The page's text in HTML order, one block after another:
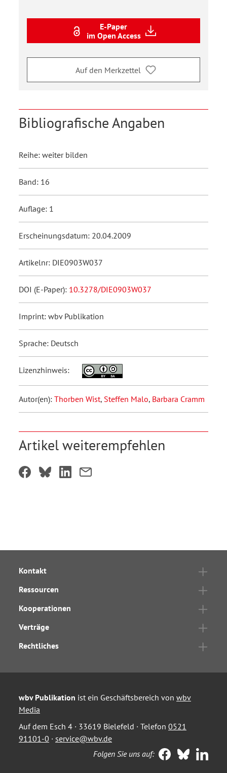
E-Paper
im Open Access
Auf den Merkzettel
Bibliografische Angaben
Reihe: weiter bilden
Band: 16
Auflage: 1
Erscheinungsdatum: 20.04.2009
Artikelnr: DIE0903W037
DOI (E-Paper): 10.3278/DIE0903W037
Imprint: wbv Publikation
Sprache: Deutsch
Lizenzhinweis:
Autor(en): Thorben Wist, Steffen Malo, Barbara Cramm
Artikel weiterempfehlen
Kontakt
Ressourcen
Kooperationen
Verträge
Rechtliches
wbv Publikation ist ein Geschäftsbereich von wbv
Media
Auf dem Esch 4 · 33619 Bielefeld · Telefon 0521
91101-0 · service@wbv.de
Folgen Sie uns auf: